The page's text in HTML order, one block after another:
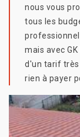
nous vous
tous les
mais avec
d'un tarif très
rien à payer